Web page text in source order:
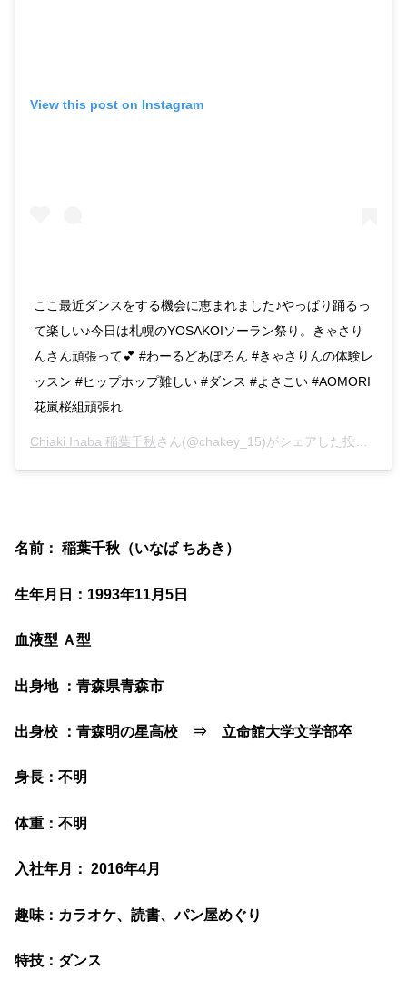
View this post on Instagram
ここ最近ダンスをする機会に恵まれました♪やっぱり踊るっ
て楽しい♪今日は札幌のYOSAKOIソーラン祭り。きゃさり
んさん頑張って💕 #わーるどあぽろん #きゃさりんの体験レ
ッスン #ヒップホップ難しい #ダンス #よさこい #AOMORI
花嵐桜組頑張れ
Chiaki Inaba 稲葉千秋さん(@chakey_15)がシェアした投稿 –
名前： 稲葉千秋（いなば ちあき）
生年月日：1993年11月5日
血液型 Ａ型
出身地 ：青森県青森市
出身校 ：青森明の星高校 ⇒ 立命館大学文学部卒
身長：不明
体重：不明
入社年月： 2016年4月
趣味：カラオケ、読書、パン屋めぐり
特技：ダンス